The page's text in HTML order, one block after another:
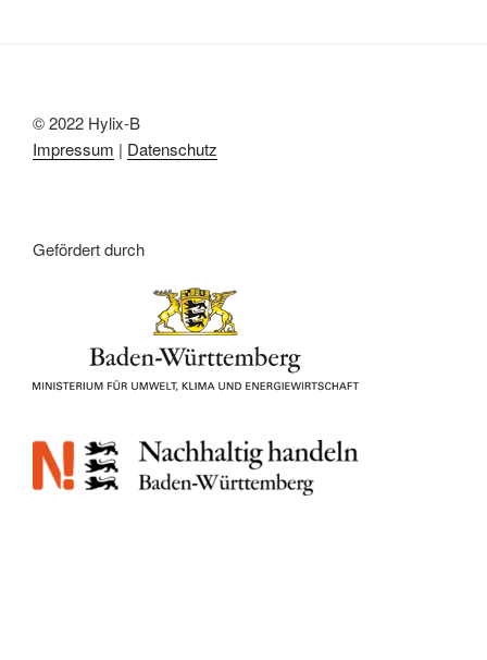
© 2022 Hylix-B
Impressum | Datenschutz
Gefördert durch